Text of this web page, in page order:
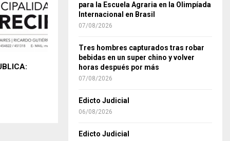
para la Escuela Agraria en la Olimpíada
Internacional en Brasil
07/08/2026
Tres hombres capturados tras robar
bebidas en un super chino y volver
horas después por más
07/08/2026
Edicto Judicial
06/08/2026
Edicto Judicial